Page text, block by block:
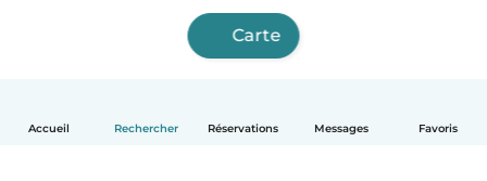
Accueil Rechercher Réservations Messages Favoris
Carte